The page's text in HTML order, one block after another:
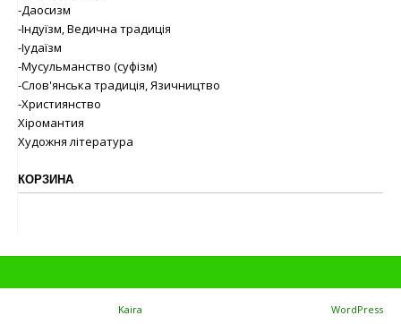
-Даосизм
-Індуїзм, Ведична традиція
-Іудаїзм
-Мусульманство (суфізм)
-Слов'янська традиція, Язичництво
-Християнство
Хіромантия
Художня література
КОРЗИНА
Kaira WordPress